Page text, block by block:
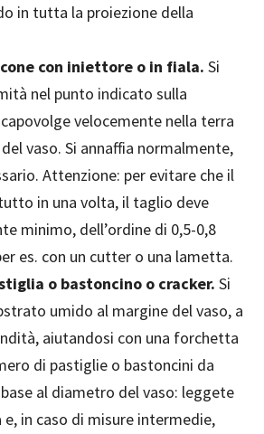
in tutta la proiezione della
con iniettore o in fiala. Si
nel punto indicato sulla
velocemente nella terra
vaso. Si annaffia normalmente,
Attenzione: per evitare che il
in una volta, il taglio deve
minimo, dell’ordine di 0,5-0,8
es. con un cutter o una lametta.
o bastoncino o cracker. Si
umido al margine del vaso, a
aiutandosi con una forchetta
di pastiglie o bastoncini da
al diametro del vaso: leggete
e, in caso di misure intermedie,